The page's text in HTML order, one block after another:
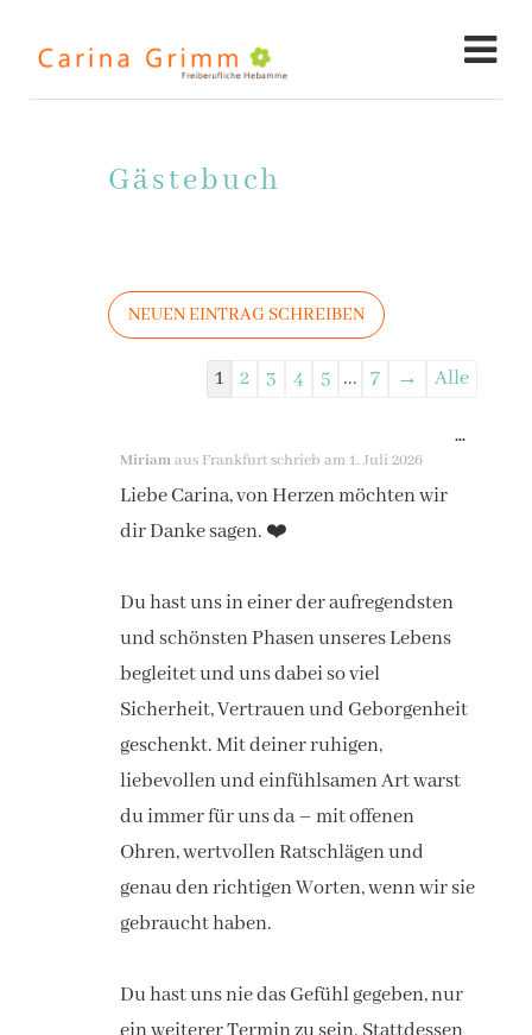
Gästebuch
Navigation
Gästebuchliste
1 2 3 4 5 ... 7 → Alle
Miriamaus Frankfurtschrieb am 1. Juli 2026
Liebe Carina, von Herzen möchten wir
dir Danke sagen. ❤️
Du hast uns in einer der aufregendsten
und schönsten Phasen unseres Lebens
begleitet und uns dabei so viel
Sicherheit, Vertrauen und Geborgenheit
geschenkt. Mit deiner ruhigen,
liebevollen und einfühlsamen Art warst
du immer für uns da – mit offenen
Ohren, wertvollen Ratschlägen und
genau den richtigen Worten, wenn wir sie
gebraucht haben.
Du hast uns nie das Gefühl gegeben, nur
...DIESE